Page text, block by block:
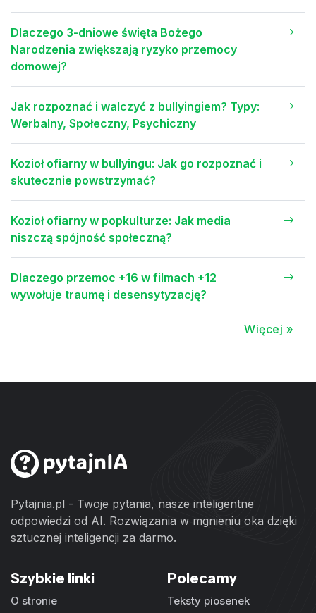
Dlaczego 3-dniowe święta Bożego
Narodzenia zwiększają ryzyko przemocy
domowej?
Jak rozpoznać i walczyć z bullyingiem? Typy:
Werbalny, Społeczny, Psychiczny
Kozioł ofiarny w bullyingu: Jak go rozpoznać i
skutecznie powstrzymać?
Kozioł ofiarny w popkulturze: Jak media
niszczą spójność społeczną?
Dlaczego przemoc +16 w filmach +12
wywołuje traumę i desensytyzację?
Więcej »
Pytajnia.pl - Twoje pytania, nasze inteligentne
odpowiedzi od AI. Rozwiązania w mgnieniu oka dzięki
sztucznej inteligencji za darmo.
Szybkie linki
O stronie
Polecamy
Teksty piosenek